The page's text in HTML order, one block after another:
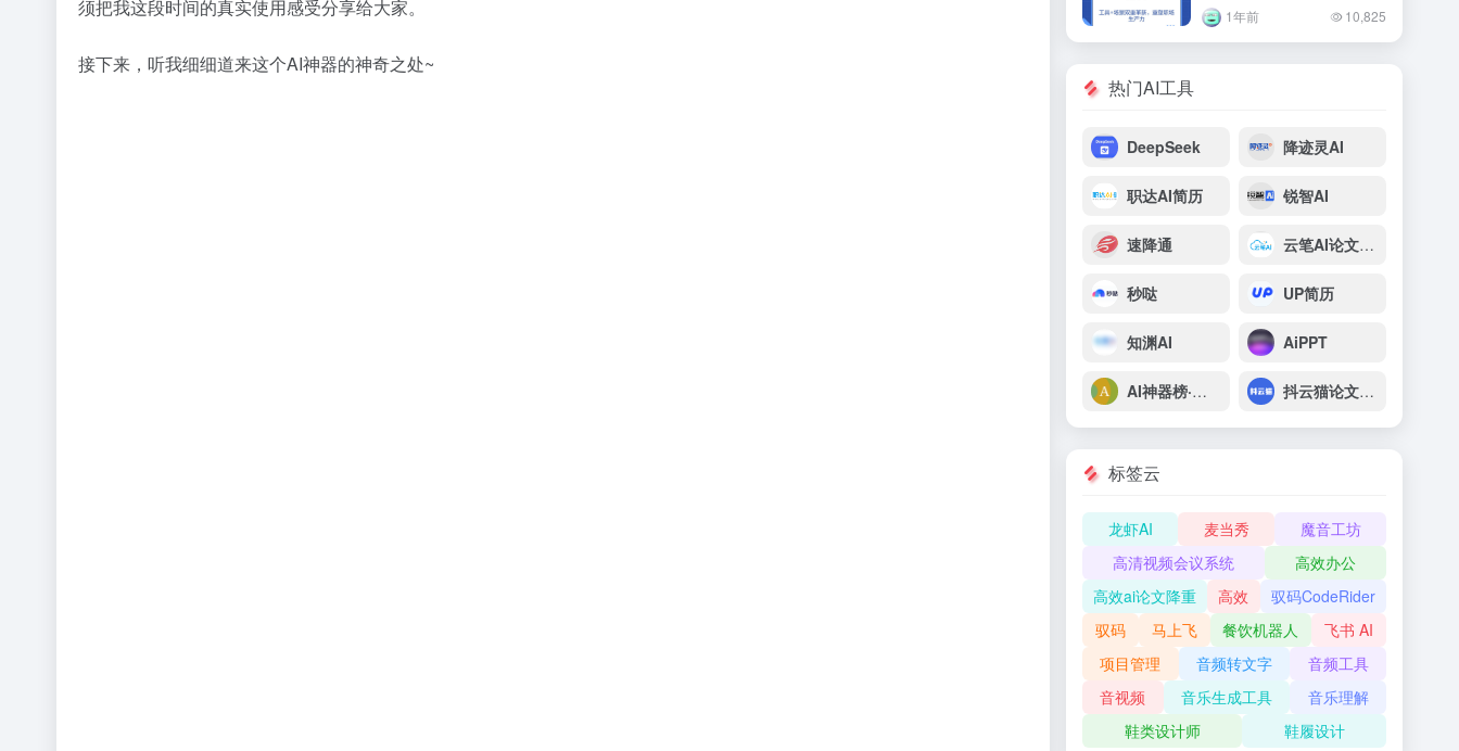
须把我这段时间的真实使用感受分享给大家。
接下来，听我细细道来这个AI神器的神奇之处~
1年前 10,825
热门AI工具
DeepSeek 降迹灵AI
职达AI简历 锐智AI
速降通 云笔AI论文写作
秒哒 UP简历
知渊AI AiPPT
AI神器榜·脑榜 抖云猫论文AI助手
标签云
龙虾AI 麦当秀
魔音工坊
高清视频会议系统
高效办公
高效ai论文降重
高效
驭码CodeRider
驭码
马上飞 餐饮机器人
飞书 AI
项目管理
音频转文字
音频工具
音视频
音乐生成工具
音乐理解
鞋类设计师
鞋履设计